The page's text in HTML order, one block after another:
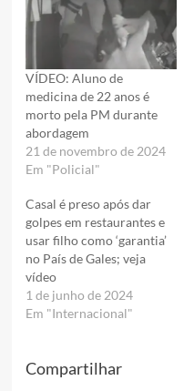
VÍDEO: Aluno de
medicina de 22 anos é
morto pela PM durante
abordagem
21 de novembro de 2024
Em "Policial"
Casal é preso após dar
golpes em restaurantes e
usar filho como ‘garantia’
no País de Gales; veja
vídeo
1 de junho de 2024
Em "Internacional"
Compartilhar